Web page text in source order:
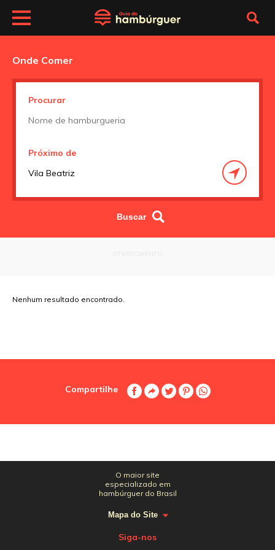
Onde Comer
Procurar
Próximo de
Nenhum resultado encontrado.
Compartilhe
O maior site
especializado em
hambúrguer do Brasil
Mapa do Site
Siga-nos